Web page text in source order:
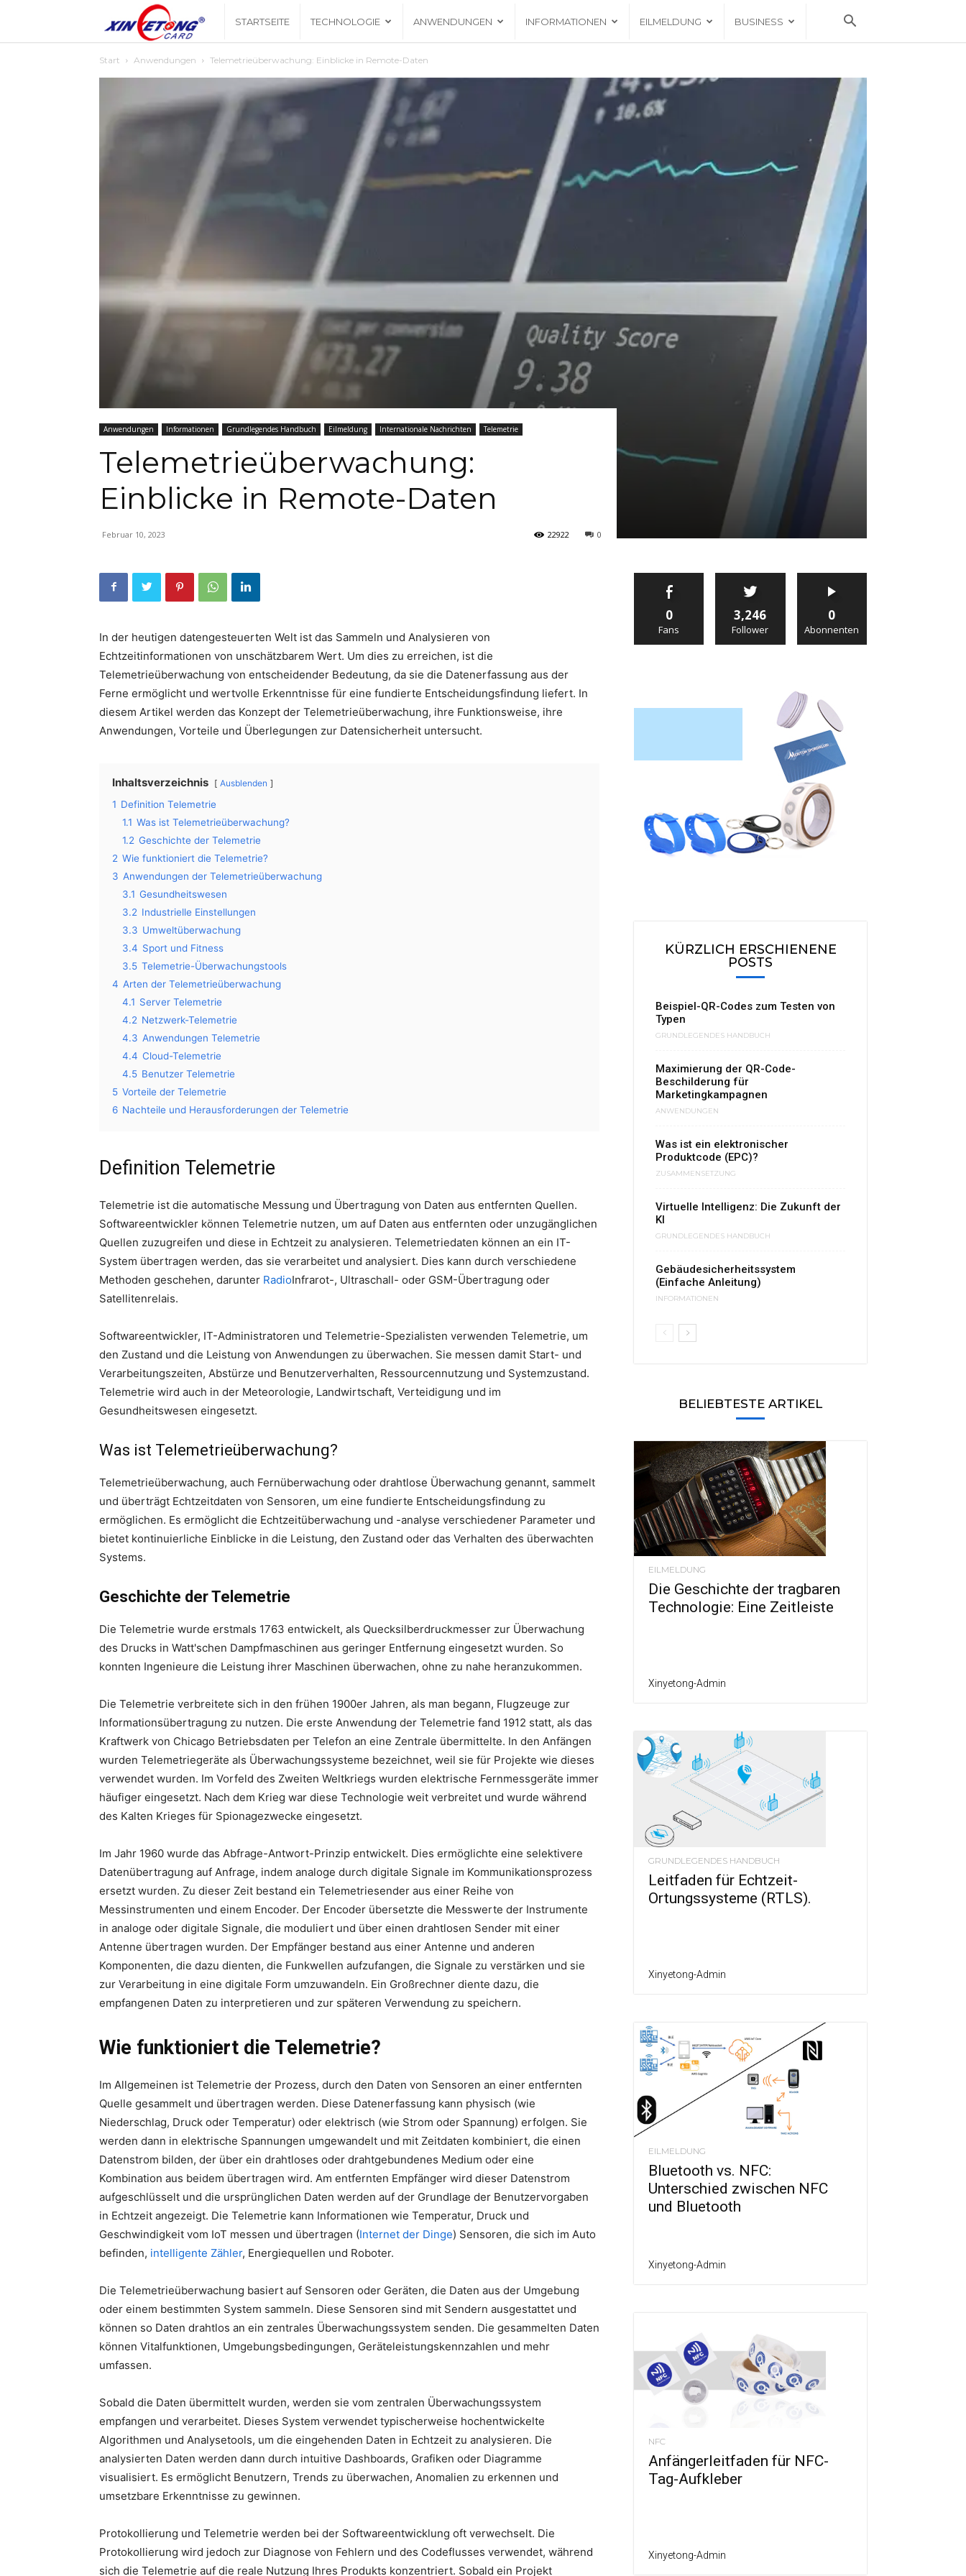
Xingyetongblog
STARTSEITE TECHNOLOGIE ANWENDUNGEN INFORMATIONEN EILMELDUNG BUSINESS
Start Anwendungen Telemetrieüberwachung: Einblicke in Remote-Daten
Anwendungen Informationen Grundlegendes Handbuch Eilmeldung Internationale Nachrichten Telemetrie
Telemetrieüberwachung:
Einblicke in Remote-Daten
Februar 10, 2023 0
22922
In der heutigen datengesteuerten Welt ist das Sammeln und Analysieren von
Echtzeitinformationen von unschätzbarem Wert. Um dies zu erreichen, ist die
Telemetrieüberwachung von entscheidender Bedeutung, da sie die Datenerfassung aus der
Ferne ermöglicht und wertvolle Erkenntnisse für eine fundierte Entscheidungsfindung liefert. In
diesem Artikel werden das Konzept der Telemetrieüberwachung, ihre Funktionsweise, ihre
Anwendungen, Vorteile und Überlegungen zur Datensicherheit untersucht.
Inhaltsverzeichnis Ausblenden
1 Definition Telemetrie
1.1 Was ist Telemetrieüberwachung?
1.2 Geschichte der Telemetrie
2 Wie funktioniert die Telemetrie?
3 Anwendungen der Telemetrieüberwachung
3.1 Gesundheitswesen
3.2 Industrielle Einstellungen
3.3 Umweltüberwachung
3.4 Sport und Fitness
3.5 Telemetrie-Überwachungstools
4 Arten der Telemetrieüberwachung
4.1 Server Telemetrie
4.2 Netzwerk-Telemetrie
4.3 Anwendungen Telemetrie
4.4 Cloud-Telemetrie
4.5 Benutzer Telemetrie
5 Vorteile der Telemetrie
6 Nachteile und Herausforderungen der Telemetrie
Definition Telemetrie
Telemetrie ist die automatische Messung und Übertragung von Daten aus entfernten Quellen.
Softwareentwickler können Telemetrie nutzen, um auf Daten aus entfernten oder unzugänglichen
Quellen zuzugreifen und diese in Echtzeit zu analysieren. Telemetriedaten können an ein IT-
System übertragen werden, das sie verarbeitet und analysiert. Dies kann durch verschiedene
Methoden geschehen, darunter RadioInfrarot-, Ultraschall- oder GSM-Übertragung oder
Satellitenrelais.
Softwareentwickler, IT-Administratoren und Telemetrie-Spezialisten verwenden Telemetrie, um
den Zustand und die Leistung von Anwendungen zu überwachen. Sie messen damit Start- und
Verarbeitungszeiten, Abstürze und Benutzerverhalten, Ressourcennutzung und Systemzustand.
Telemetrie wird auch in der Meteorologie, Landwirtschaft, Verteidigung und im
Gesundheitswesen eingesetzt.
Was ist Telemetrieüberwachung?
Telemetrieüberwachung, auch Fernüberwachung oder drahtlose Überwachung genannt, sammelt
und überträgt Echtzeitdaten von Sensoren, um eine fundierte Entscheidungsfindung zu
ermöglichen. Es ermöglicht die Echtzeitüberwachung und -analyse verschiedener Parameter und
bietet kontinuierliche Einblicke in die Leistung, den Zustand oder das Verhalten des überwachten
Systems.
Geschichte der Telemetrie
Die Telemetrie wurde erstmals 1763 entwickelt, als Quecksilberdruckmesser zur Überwachung
des Drucks in Watt'schen Dampfmaschinen aus geringer Entfernung eingesetzt wurden. So
konnten Ingenieure die Leistung ihrer Maschinen überwachen, ohne zu nahe heranzukommen.
Die Telemetrie verbreitete sich in den frühen 1900er Jahren, als man begann, Flugzeuge zur
Informationsübertragung zu nutzen. Die erste Anwendung der Telemetrie fand 1912 statt, als das
Kraftwerk von Chicago Betriebsdaten per Telefon an eine Zentrale übermittelte. In den Anfängen
wurden Telemetriegeräte als Überwachungssysteme bezeichnet, weil sie für Projekte wie dieses
verwendet wurden. Im Vorfeld des Zweiten Weltkriegs wurden elektrische Fernmessgeräte immer
häufiger eingesetzt. Nach dem Krieg war diese Technologie weit verbreitet und wurde während
des Kalten Krieges für Spionagezwecke eingesetzt.
Im Jahr 1960 wurde das Abfrage-Antwort-Prinzip entwickelt. Dies ermöglichte eine selektivere
Datenübertragung auf Anfrage, indem analoge durch digitale Signale im Kommunikationsprozess
ersetzt wurden. Zu dieser Zeit bestand ein Telemetriesender aus einer Reihe von
Messinstrumenten und einem Encoder. Der Encoder übersetzte die Messwerte der Instrumente
in analoge oder digitale Signale, die moduliert und über einen drahtlosen Sender mit einer
Antenne übertragen wurden. Der Empfänger bestand aus einer Antenne und anderen
Komponenten, die dazu dienten, die Funkwellen aufzufangen, die Signale zu verstärken und sie
zur Verarbeitung in eine digitale Form umzuwandeln. Ein Großrechner diente dazu, die
empfangenen Daten zu interpretieren und zur späteren Verwendung zu speichern.
Wie funktioniert die Telemetrie?
Im Allgemeinen ist Telemetrie der Prozess, durch den Daten von Sensoren an einer entfernten
Quelle gesammelt und übertragen werden. Diese Datenerfassung kann physisch (wie
Niederschlag, Druck oder Temperatur) oder elektrisch (wie Strom oder Spannung) erfolgen. Sie
werden dann in elektrische Spannungen umgewandelt und mit Zeitdaten kombiniert, die einen
Datenstrom bilden, der über ein drahtloses oder drahtgebundenes Medium oder eine
Kombination aus beidem übertragen wird. Am entfernten Empfänger wird dieser Datenstrom
aufgeschlüsselt und die ursprünglichen Daten werden auf der Grundlage der Benutzervorgaben
in Echtzeit angezeigt. Die Telemetrie kann Informationen wie Temperatur, Druck und
Geschwindigkeit vom IoT messen und übertragen (Internet der Dinge) Sensoren, die sich im Auto
befinden, intelligente Zähler, Energiequellen und Roboter.
Die Telemetrieüberwachung basiert auf Sensoren oder Geräten, die Daten aus der Umgebung
oder einem bestimmten System sammeln. Diese Sensoren sind mit Sendern ausgestattet und
können so Daten drahtlos an ein zentrales Überwachungssystem senden. Die gesammelten Daten
können Vitalfunktionen, Umgebungsbedingungen, Geräteleistungskennzahlen und mehr
umfassen.
Sobald die Daten übermittelt wurden, werden sie vom zentralen Überwachungssystem
empfangen und verarbeitet. Dieses System verwendet typischerweise hochentwickelte
Algorithmen und Analysetools, um die eingehenden Daten in Echtzeit zu analysieren. Die
analysierten Daten werden dann durch intuitive Dashboards, Grafiken oder Diagramme
visualisiert. Es ermöglicht Benutzern, Trends zu überwachen, Anomalien zu erkennen und
umsetzbare Erkenntnisse zu gewinnen.
Protokollierung und Telemetrie werden bei der Softwareentwicklung oft verwechselt. Die
Protokollierung wird jedoch zur Diagnose von Fehlern und des Codeflusses verwendet, während
sich die Telemetrie auf die reale Nutzung Ihres Produkts konzentriert. Sobald ein Projekt
0
Fans
3,246
Follower
0
Abonnenten
KÜRZLICH ERSCHIENENE
POSTS
Beispiel-QR-Codes zum Testen von
Typen
GRUNDLEGENDES HANDBUCH
Maximierung der QR-Code-
Beschilderung für
Marketingkampagnen
ANWENDUNGEN
Was ist ein elektronischer
Produktcode (EPC)?
ZUSAMMENSETZUNG
Virtuelle Intelligenz: Die Zukunft der
KI
GRUNDLEGENDES HANDBUCH
Gebäudesicherheitssystem
(Einfache Anleitung)
INFORMATIONEN
BELIEBTESTE ARTIKEL
EILMELDUNG
Die Geschichte der tragbaren
Technologie: Eine Zeitleiste
Xinyetong-Admin
GRUNDLEGENDES HANDBUCH
Leitfaden für Echtzeit-
Ortungssysteme (RTLS).
Xinyetong-Admin
EILMELDUNG
Bluetooth vs. NFC:
Unterschied zwischen NFC
und Bluetooth
Xinyetong-Admin
NFC
Anfängerleitfaden für NFC-
Tag-Aufkleber
Xinyetong-Admin